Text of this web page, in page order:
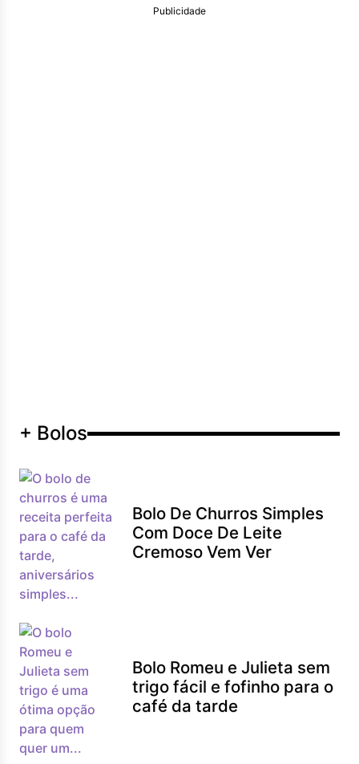
Publicidade
+ Bolos
Bolo De Churros Simples
Com Doce De Leite
Cremoso Vem Ver
Bolo Romeu e Julieta sem
trigo fácil e fofinho para o
café da tarde